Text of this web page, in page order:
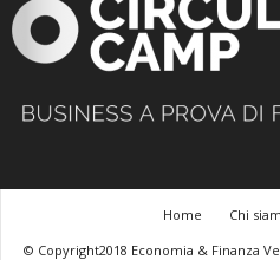
Home Chi
© Copyright2018 Economia & Finanza